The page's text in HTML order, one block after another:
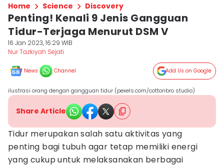
Home Science Discovery
Penting! Kenali 9 Jenis Gangguan
Tidur-Terjaga Menurut DSM V
16 Jan 2023, 16:29 WIB
Nur Tazkiyah Sejati
News Channel Add Us on Google
ilustrasi orang dengan gangguan tidur (pexels.com/cottonbro studio)
Share Article
Tidur merupakan salah satu aktivitas yang
penting bagi tubuh agar tetap memiliki energi
yang cukup untuk melaksanakan berbagai